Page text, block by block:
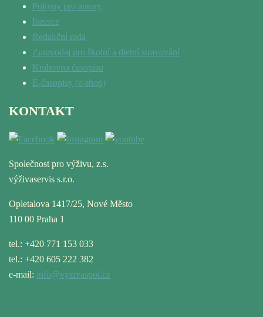
Pokyny pro autory
Inzerce
Redakční rada
Zpravodaj pro školní a dietní stravování
Knihovna časopisu
E-časopisy (e-shop)
KONTAKT
Společnost pro výživu, z.s.
výživaservis s.r.o.
Opletalova 1417/25, Nové Město
110 00 Praha 1
tel.: +420 771 153 033
tel.: +420 605 222 382
e-mail: info@vyzivaspol.cz